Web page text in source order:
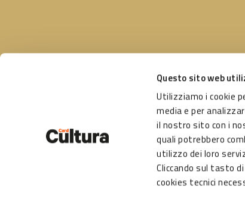
Questo sito web
Utilizziamo i cookie
media e per
il nostro sito con i
quali potrebbero
utilizzo dei loro
Cliccando sul tasto
cookies tecnici